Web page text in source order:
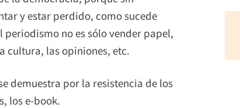
y estar perdido, como sucede
no es sólo vender papel,
cultura, las opiniones, etc.
demuestra por la resistencia de los
los e-book.